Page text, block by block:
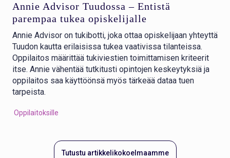
Annie Advisor Tuudossa – Entistä
parempaa tukea opiskelijalle
Annie Advisor on tukibotti, joka ottaa opiskelijaan yhteyttä
Tuudon kautta erilaisissa tukea vaativissa tilanteissa.
Oppilaitos määrittää tukiviestien toimittamisen kriteerit
itse. Annie vähentää tutkitusti opintojen keskeytyksiä ja
oppilaitos saa käyttöönsä myös tärkeää dataa tuen
tarpeista.
Oppilaitoksille
Tutustu artikkelikokoelmaamme